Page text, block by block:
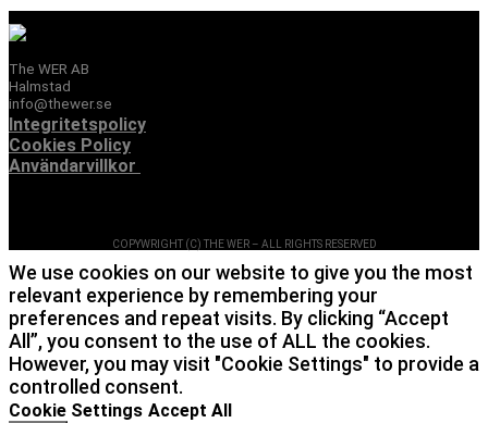
The WER AB
Halmstad
info@thewer.se
Integritetspolicy
Cookies Policy
Användarvillkor
COPYWRIGHT (C) THE WER – ALL RIGHTS RESERVED
We use cookies on our website to give you the most
relevant experience by remembering your
preferences and repeat visits. By clicking “Accept
All”, you consent to the use of ALL the cookies.
However, you may visit "Cookie Settings" to provide a
controlled consent.
Cookie Settings Accept All